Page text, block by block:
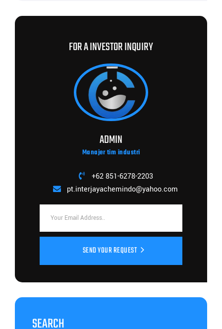
FOR A INVESTOR INQUIRY
ADMIN
Manajer tim industri
+62 851-6278-2203
pt.interjayachemindo@yahoo.com
SEND YOUR REQUEST
SEARCH